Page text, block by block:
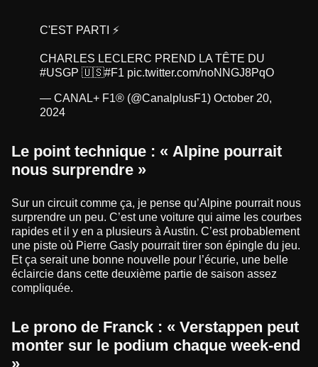
C'EST PARTI ⚡️
CHARLES LECLERC PREND LA TÊTE DU
#USGP 🇺🇸#F1 pic.twitter.com/noNNGJ8PqO
— CANAL+ F1® (@CanalplusF1) October 20,
2024
Le point technique : « Alpine pourrait
nous surprendre »
Sur un circuit comme ça, je pense qu’Alpine pourrait nous
surprendre un peu. C’est une voiture qui aime les courbes
rapides et il y en a plusieurs à Austin. C’est probablement
une piste où Pierre Gasly pourrait tirer son épingle du jeu.
Et ça serait une bonne nouvelle pour l’écurie, une belle
éclaircie dans cette deuxième partie de saison assez
compliquée.
Le prono de Franck : « Verstappen peut
monter sur le podium chaque week-end